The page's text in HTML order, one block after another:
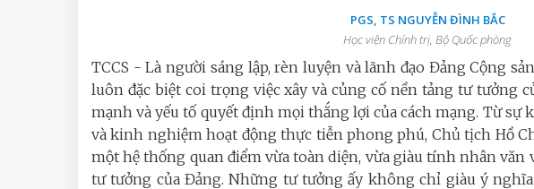
PGS, TS NGUYỄN ĐÌNH BẮC
Học viện Chính trị, Bộ Quốc phòng
TCCS - Là người sáng lập, rèn luyện và lãnh đạo Đảng Cộng
luôn đặc biệt coi trọng việc xây và củng cố nền tảng tư tưởng
mạnh và yếu tố quyết định mọi thắng lợi của cách mạng. Từ sự
và kinh nghiệm hoạt động thực tiễn phong phú, Chủ tịch Hồ
một hệ thống quan điểm vừa toàn diện, vừa giàu tính nhân văn
tư tưởng của Đảng. Những tư tưởng ấy không chỉ giàu ý